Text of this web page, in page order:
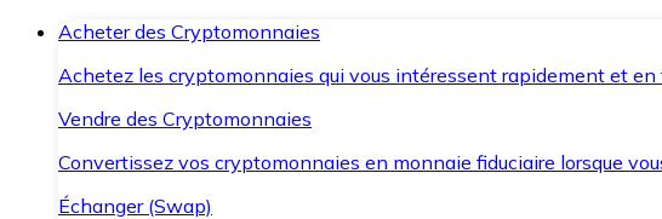
Acheter des Cryptomonnaies
Achetez les cryptomonnaies qui vous intéressent rapidement et en
Vendre des Cryptomonnaies
Convertissez vos cryptomonnaies en monnaie fiduciaire lorsque
Échanger (Swap)